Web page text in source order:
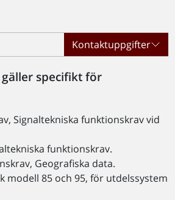
Kontaktuppgifter
specifikt för
Signaltekniska funktionskrav vid
funktionskrav.
Geografiska data.
modell 85 och 95, för utdelssystem